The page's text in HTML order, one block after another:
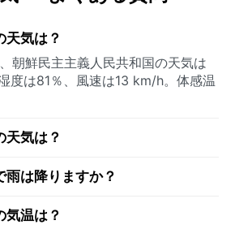
天気は？
朝鮮民主主義人民共和国の天気は
度は81％、風速は13 km/h。体感温
天気は？
雨は降りますか？
気温は？